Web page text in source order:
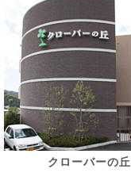
クローバーの丘